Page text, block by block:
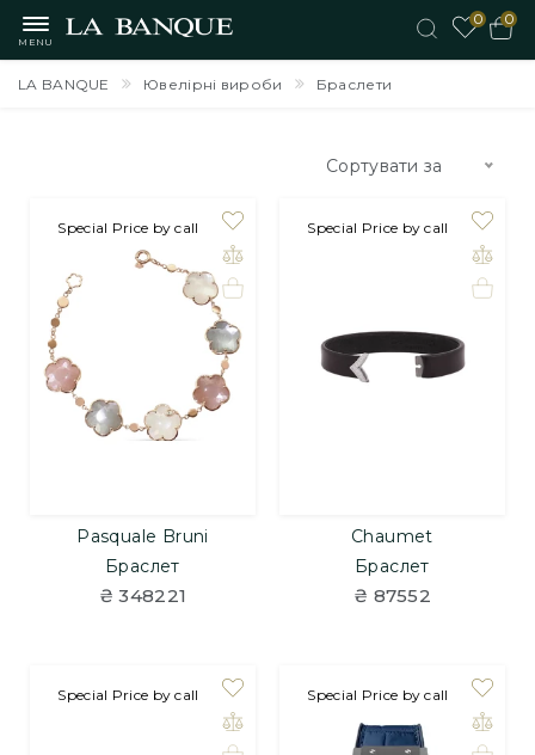
MENU
0
0
LA BANQUE Ювелірні вироби Браслети
Сортувати за
Special Price by call
Pasquale Bruni
Браслет
₴ 348221
Special Price by call
Chaumet
Браслет
₴ 87552
Special Price by call Special Price by call